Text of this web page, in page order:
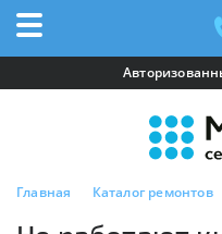
Главная Каталог ремонтов